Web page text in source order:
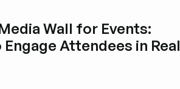
Wall for Events:
Attendees in Real